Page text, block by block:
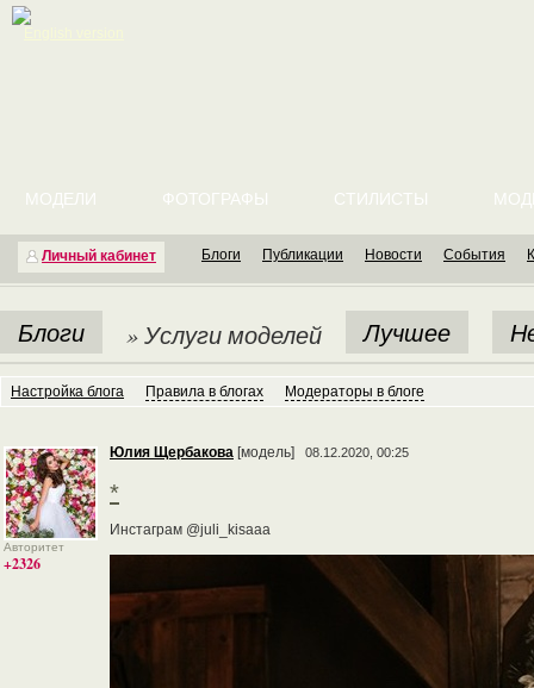
Личный кабинет
МОДЕЛИ ФОТОГРАФЫ СТИЛИСТЫ
Блоги Публикации Новости События
Блоги » Услуги моделей Лучшее
Настройка блога Правила в блогах Модераторы в блоге
Авторитет
+2326
Юлия Щербакова [модель] 08.12.2020, 00:25
*
Инстаграм @juli_kisaaa